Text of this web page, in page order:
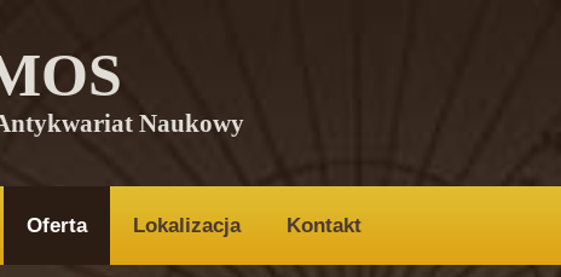
Naukowy
Oferta Lokalizacja Kontakt